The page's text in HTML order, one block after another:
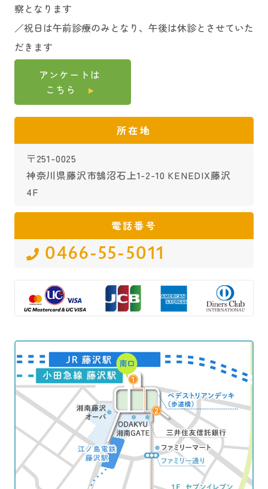
察となります
／祝日は午前診療のみとなり、午後は休診とさせていた
だきます
アンケートは
こちら
所在地
〒251-0025
神奈川県藤沢市鵠沼石上1-2-10 KENEDIX藤沢
4F
電話番号
0466-55-5011